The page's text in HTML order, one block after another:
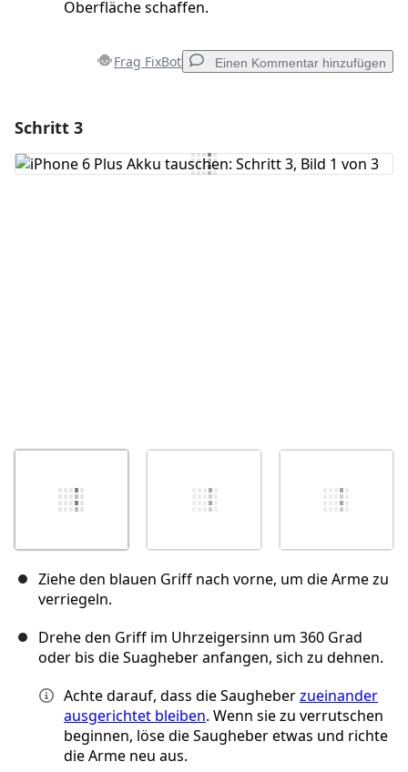
Oberfläche schaffen.
Frag FixBot Einen Kommentar hinzufügen
Kommentar hinzufügen
Schritt 3
Ziehe den blauen Griff nach vorne, um die Arme zu
verriegeln.
Drehe den Griff im Uhrzeigersinn um 360 Grad
oder bis die Suagheber anfangen, sich zu dehnen.
Achte darauf, dass die Saugheberzueinander
ausgerichtet bleiben. Wenn sie zu verrutschen
beginnen, löse die Saugheber etwas und richte
die Arme neu aus.